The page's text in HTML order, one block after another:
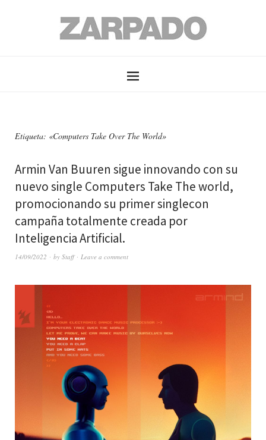
Etiqueta: «Computers Take Over The World»
Armin Van Buuren sigue innovando con su
nuevo single Computers Take The world,
promocionando su primer singlecon
campaña totalmente creada por
Inteligencia Artificial.
14/09/2022 by Staff Leave a comment